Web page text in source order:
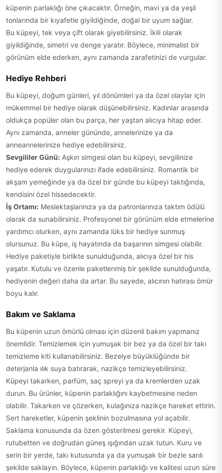
küpenin parlaklığı öne çıkacaktır. Örneğin, mavi ya da yeşil
tonlarında bir kıyafetle giyildiğinde, doğal bir uyum sağlar.
Bu küpeyi, tek veya çift olarak giyebilirsiniz. İkili olarak
giyildiğinde, simetri ve denge yaratır. Böylece, minimalist bir
görünüm elde ederken, aynı zamanda zarafetinizi de vurgular.
Hediye Rehberi
Bu küpeyi, doğum günleri, yıl dönümleri ya da özel olaylar için
mükemmel bir hediye olarak düşünebilirsiniz. Kadınlar arasında
oldukça popüler olan bu parça, her yaştan alıcıya hitap eder.
Aynı zamanda, anneler gününde, annelerinize ya da
anneannelerinize hediye edebilirsiniz.
Sevgililer Günü: Aşkın simgesi olan bu küpeyi, sevgilinize
hediye ederek duygularınızı ifade edebilirsiniz. Romantik bir
akşam yemeğinde ya da özel bir günde bu küpeyi taktığında,
kendisini özel hissedecektir.
İş Ortamı: Meslektaşlarınıza ya da patronlarınıza taktım ödülü
olarak da sunabilirsiniz. Profesyonel bir görünüm elde etmelerine
yardımcı olurken, aynı zamanda lüks bir hediye sunmuş
olursunuz. Bu küpe, iş hayatında da başarının simgesi olabilir.
Hediye paketiyle birlikte sunulduğunda, alıcıya özel bir his
yaşatır. Kutulu ve özenle paketlenmiş bir şekilde sunulduğunda,
hediyenin değeri daha da artar. Bu sayede, alıcının hatırası ömür
boyu kalır.
Bakım ve Saklama
Bu küpenin uzun ömürlü olması için düzenli bakım yapmanız
önemlidir. Temizlemek için yumuşak bir bez ya da özel bir takı
temizleme kiti kullanabilirsiniz. Bezelye büyüklüğünde bir
deterjanla ılık suya batırarak, nazikçe temizleyebilirsiniz.
Küpeyi takarken, parfüm, saç spreyi ya da kremlerden uzak
durun. Bu ürünler, küpenin parlaklığını kaybetmesine neden
olabilir. Takarken ve çözerken, kulağınıza nazikçe hareket ettirin.
Sert hareketler, küpenin şeklinin bozulmasına yol açabilir.
Saklama konusunda da özen gösterilmesi gerekir. Küpeyi,
rutubetten ve doğrudan güneş ışığından uzak tutun. Kuru ve
serin bir yerde, takı kutusunda ya da yumuşak bir bezle sarılı
şekilde saklayın. Böylece, küpenin parlaklığı ve kalitesi uzun süre